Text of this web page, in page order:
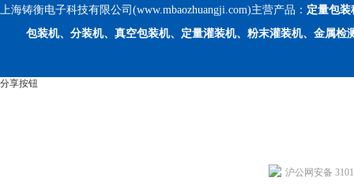
上海铸衡电子科技有限公司(www.mbaozhuangji.com)主营产品： 定量包装
包装机、分装机、真空包装机、定量灌装机、粉末灌装机、金属检
分享按钮
沪公网安备